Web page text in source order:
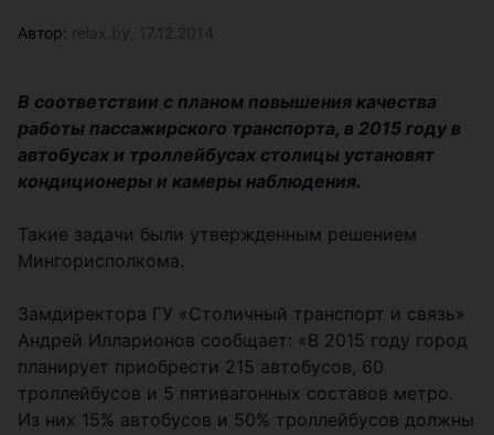
Автор:
В соответствии с планом повышения качества
работы пассажирского транспорта, в 2015 году в
автобусах и троллейбусах столицы установят
кондиционеры и камеры наблюдения.
Такие задачи были утвержденным решением
Мингорисполкома.
Замдиректора ГУ «Столичный транспорт и связь»
Андрей Илларионов сообщает: «В 2015 году город
планирует приобрести 215 автобусов, 60
троллейбусов и 5 пятивагонных составов метро.
Из них 15% автобусов и 50% троллейбусов должны